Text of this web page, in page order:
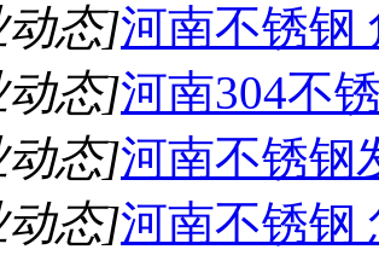
态]河南不锈钢
态]河南304不
态]河南不锈钢
态]河南不锈钢